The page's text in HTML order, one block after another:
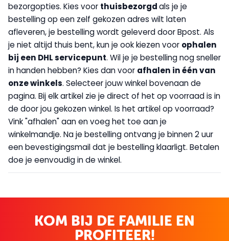
bezorgopties. Kies voor thuisbezorgdals je je
bestelling op een zelf gekozen adres wilt laten
afleveren, je bestelling wordt geleverd door Bpost. Als
je niet altijd thuis bent, kun je ook kiezen voor ophalen
bij een DHL servicepunt. Wil je je bestelling nog sneller
in handen hebben? Kies dan voor afhalen in één van
onze winkels. Selecteer jouw winkel bovenaan de
pagina. Bij elk artikel zie je direct of het op voorraad is in
de door jou gekozen winkel. Is het artikel op voorraad?
Vink "afhalen" aan en voeg het toe aan je
winkelmandje. Na je bestelling ontvang je binnen 2 uur
een bevestigingsmail dat je bestelling klaarligt. Betalen
doe je eenvoudig in de winkel.
KOM BIJ DE FAMILIE EN
PROFITEER!